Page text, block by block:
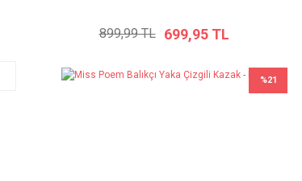
899,99 TL 699,95 TL
%21